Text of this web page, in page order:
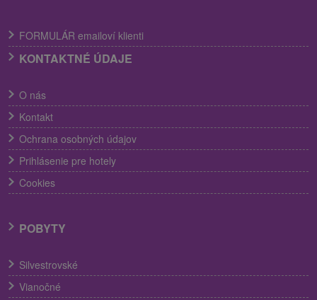
FORMULÁR emailoví klienti
KONTAKTNÉ ÚDAJE
O nás
Kontakt
Ochrana osobných údajov
Prihlásenie pre hotely
Cookies
POBYTY
Silvestrovské
Vianočné